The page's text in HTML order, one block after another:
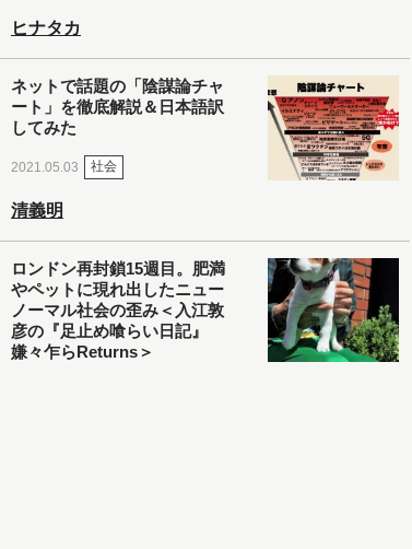
ヒナタカ
ネットで話題の「陰謀論チャ
ート」を徹底解説＆日本語訳
してみた
2021.05.03 社会
清義明
ロンドン再封鎖15週目。肥満
やペットに現れ出したニュー
ノーマル社会の歪み＜入江敦
彦の『足止め喰らい日記』
嫌々乍らReturns＞